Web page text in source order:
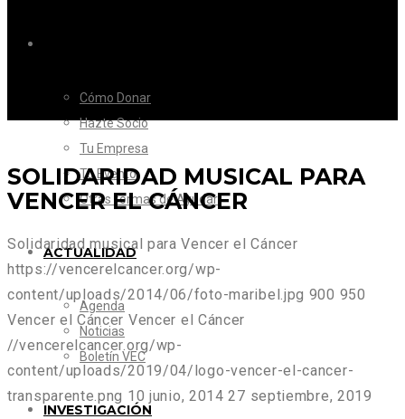
Cómo Donar
Hazte Socio
Tu Empresa
Tu Evento
Otras formas de Ayudar
ACTUALIDAD
Agenda
Noticias
Boletín VEC
INVESTIGACIÓN
SOLIDARIDAD MUSICAL PARA
VENCER EL CÁNCER
Solidaridad musical para Vencer el Cáncer
https://vencerelcancer.org/wp-
content/uploads/2014/06/foto-maribel.jpg 900 950
Vencer el Cáncer Vencer el Cáncer
//vencerelcancer.org/wp-
content/uploads/2019/04/logo-vencer-el-cancer-
transparente.png 10 junio, 2014 27 septiembre, 2019